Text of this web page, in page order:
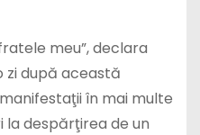
meu”, declara
zi după această
în mai multe
la despărţirea de un